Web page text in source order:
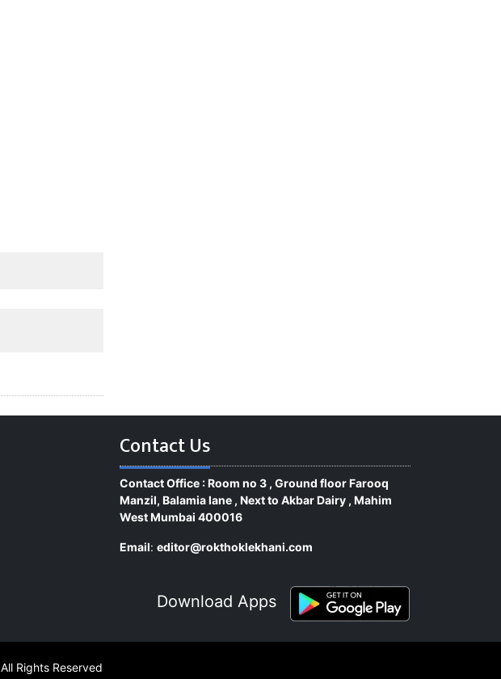
Contact Us
Contact Office : Room no 3 , Ground floor Farooq
Manzil, Balamia lane , Next to Akbar Dairy , Mahim
West Mumbai 400016
Email: editor@rokthoklekhani.com
Download Apps
All Rights Reserved